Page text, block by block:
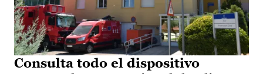
Consulta todo el dispositivo